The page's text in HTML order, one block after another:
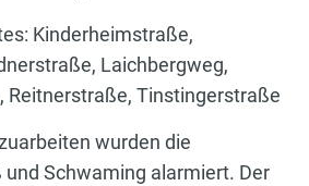
Kinderheimstraße,
Laichbergweg,
Reitnerstraße, Tinstingerstraße
wurden die
und Schwaming alarmiert. Der